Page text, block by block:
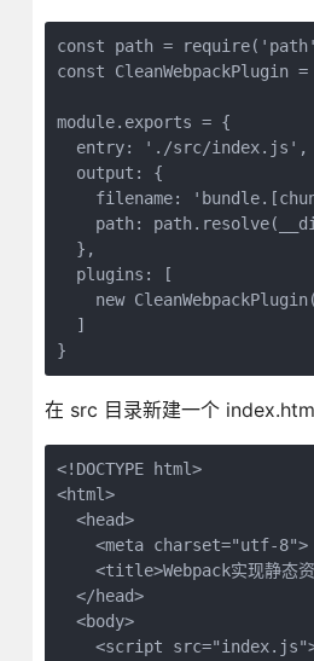
const path =
const
module.exports = {
  entry: './src/index.js',
  output: {
filename:
path:
  },
  plugins: [
new
  ]
}
在 src 目录新建一个 index.html
<!DOCTYPE html>
<html>
  <head>
    <meta charset="utf-8">
<title>Webpack实现静态
  </head>
  <body>
<script